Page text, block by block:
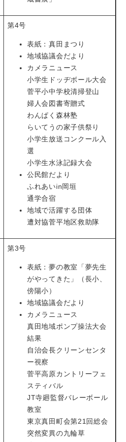
第4号
表紙：真田まつり
地域協議会だより
カメラニュース
小学生ドッヂボール大会
菅平小中学校清掃登山
婦人会図書寄贈式
わんぱく森林塾
らいてうの家子供祭り
小学生放送コンクール入
選
小学生水泳記録大会
公民館だより
ふれあいin岡垣
通学合宿
地域で活躍する団体
遭対協菅平地区救助隊
第3号
表紙：夢の教室「夢先生
がやってきた」（長小、
傍陽小）
地域協議会だより
カメラニュース
真田地域ポンプ操法大会
結果
自治会長クリーンセンタ
ー視察
菅平高原カントリーフェ
スティバル
JT寺廻監督バレーボール
教室
東京真田町会第21回総会
突然変異の九輪草